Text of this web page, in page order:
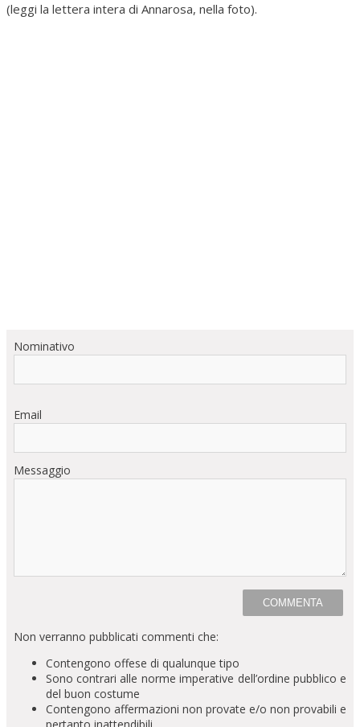
(leggi la lettera intera di Annarosa, nella foto).
Nominativo
Email
Messaggio
Non verranno pubblicati commenti che:
Contengono offese di qualunque tipo
Sono contrari alle norme imperative dell’ordine pubblico e
del buon costume
Contengono affermazioni non provate e/o non provabili e
pertanto inattendibili